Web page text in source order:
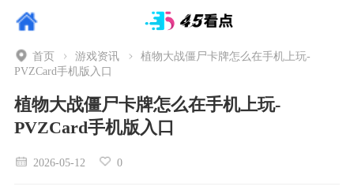
首页 游戏资讯
植物大战僵尸卡牌怎么在手机上玩-
PVZCard手机版入口
植物大战僵尸卡牌怎么在手机上玩-
PVZCard手机版入口
2026-05-12 0